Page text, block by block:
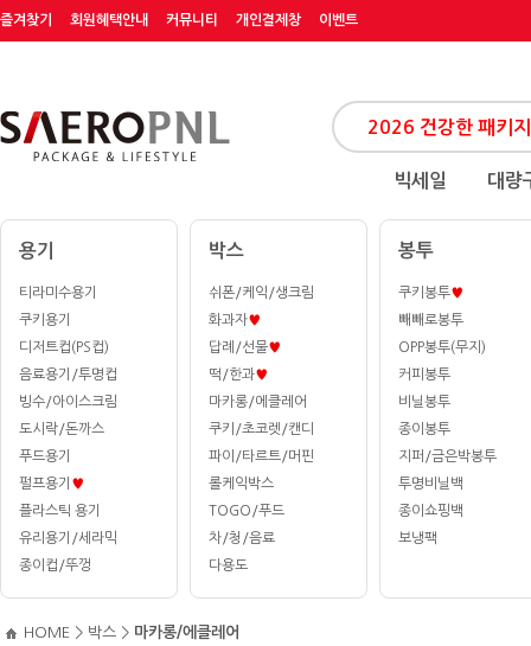
즐겨찾기 회원혜택안내 커뮤니티 개인결제창 이벤트
빅세일 대량
용기
티라미수용기
쿠키용기
디저트컵(PS컵)
음료용기/투명컵
빙수/아이스크림
도시락/돈까스
푸드용기
펄프용기 ♥
플라스틱 용기
유리용기/세라믹
종이컵/뚜껑
박스
쉬폰/케익/생크림
화과자♥
답례/선물♥
떡/한과♥
마카롱/에클레어
쿠키/초코렛/캔디
파이/타르트/머핀
롤케익박스
TOGO/푸드
차/청/음료
다용도
봉투
쿠키봉투♥
빼빼로봉투
OPP봉투(무지)
커피봉투
비닐봉투
종이봉투
지퍼/금은박봉투
투명비닐백
종이쇼핑백
보냉팩
HOME > 박스 > 마카롱/에클레어